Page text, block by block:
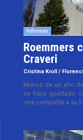
Informes
Roemmers
Craveri
Cristina Kroll /
Menos de un año
se haya quedado
otra compañía a su